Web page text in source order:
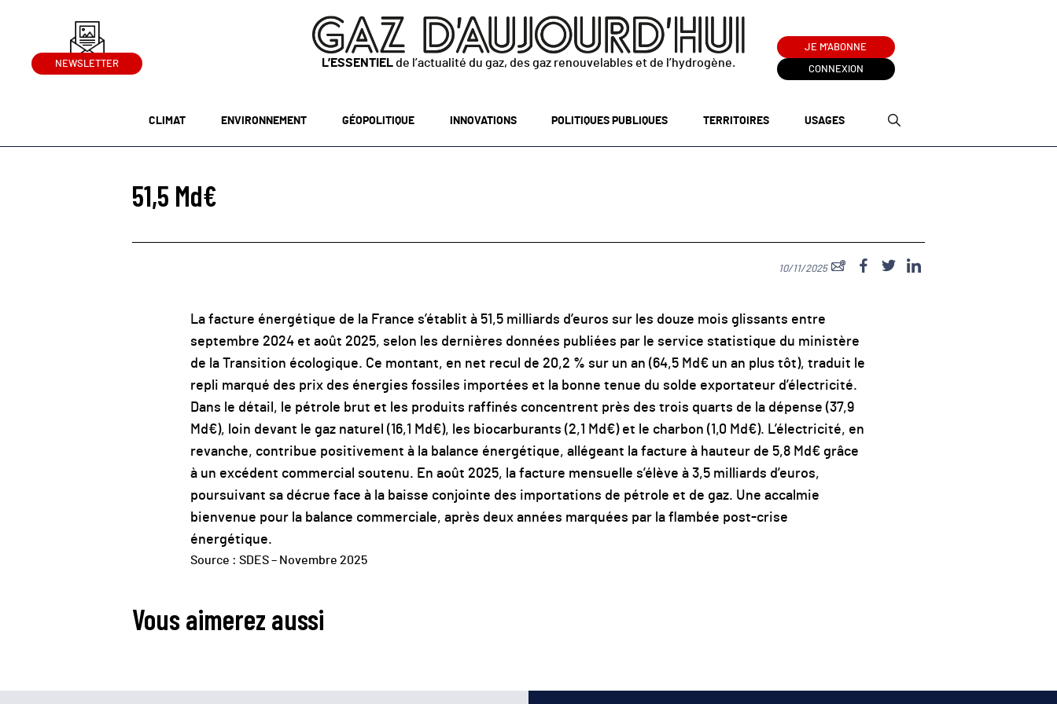
NEWSLETTER L’ESSENTIEL de l’actualité du gaz, des gaz renouvelables et de l’hydrogène.
JE M'ABONNE
CONNEXION
CLIMAT ENVIRONNEMENT GÉOPOLITIQUE INNOVATIONS POLITIQUES PUBLIQUES TERRITOIRES USAGES
51,5 Md€
10/11/2025
La facture énergétique de la France s’établit à 51,5 milliards d’euros sur les douze mois glissants entre
septembre 2024 et août 2025, selon les dernières données publiées par le service statistique du ministère
de la Transition écologique. Ce montant, en net recul de 20,2 % sur un an (64,5 Md€ un an plus tôt), traduit le
repli marqué des prix des énergies fossiles importées et la bonne tenue du solde exportateur d’électricité.
Dans le détail, le pétrole brut et les produits raffinés concentrent près des trois quarts de la dépense (37,9
Md€), loin devant le gaz naturel (16,1 Md€), les biocarburants (2,1 Md€) et le charbon (1,0 Md€). L’électricité, en
revanche, contribue positivement à la balance énergétique, allégeant la facture à hauteur de 5,8 Md€ grâce
à un excédent commercial soutenu. En août 2025, la facture mensuelle s’élève à 3,5 milliards d’euros,
poursuivant sa décrue face à la baisse conjointe des importations de pétrole et de gaz. Une accalmie
bienvenue pour la balance commerciale, après deux années marquées par la flambée post-crise
énergétique.
Source : SDES – Novembre 2025
Vous aimerez aussi